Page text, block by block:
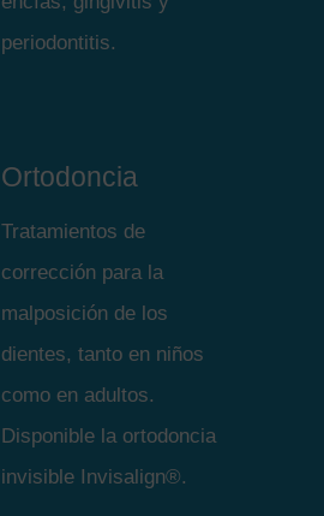
periodontitis.
Ortodoncia
Tratamientos de
corrección para la
malposición de los
dientes, tanto en niños
como en adultos.
Disponible la ortodoncia
invisible Invisalign®.